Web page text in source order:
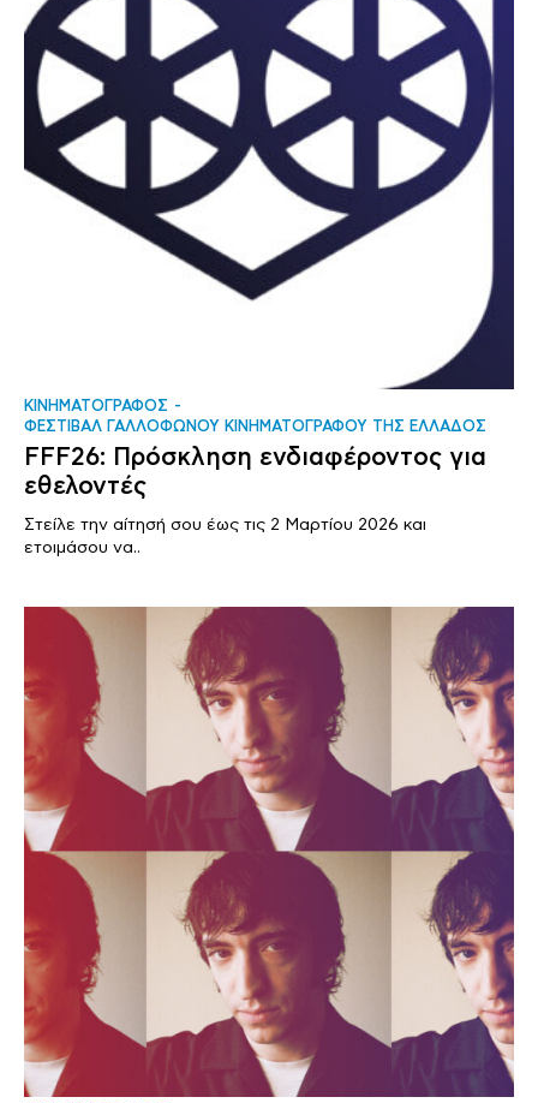
ΚΙΝΗΜΑΤΟΓΡΑΦΟΣ
ΦΕΣΤΙΒΑΛ ΓΑΛΛΟΦΩΝΟΥ ΚΙΝΗΜΑΤΟΓΡΑΦΟΥ ΤΗΣ ΕΛΛΑΔΟΣ
FFF26: Πρόσκληση ενδιαφέροντος για
εθελοντές
Στείλε την αίτησή σου έως τις 2 Μαρτίου 2026 και
ετοιμάσου να..